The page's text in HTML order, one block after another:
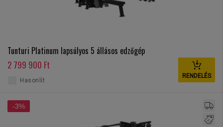
Tunturi Platinum lapsúlyos 5 állásos edzőgép
2 799 900 Ft
RENDELÉS
Hasonlít
-3%